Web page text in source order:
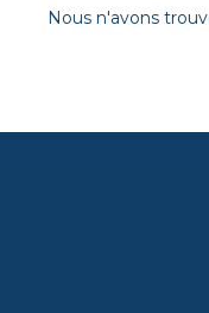
Nous n'avons